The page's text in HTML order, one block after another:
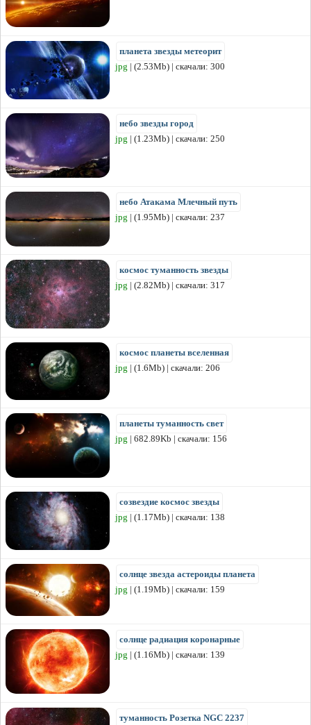
планета звезды метеорит
jpg | (2.53Mb) | скачали: 300
небо звезды город
jpg | (1.23Mb) | скачали: 250
небо Атакама Млечный путь
jpg | (1.95Mb) | скачали: 237
космос туманность звезды
jpg | (2.82Mb) | скачали: 317
космос планеты вселенная
jpg | (1.6Mb) | скачали: 206
планеты туманность свет
jpg | 682.89Kb | скачали: 156
созвездие космос звезды
jpg | (1.17Mb) | скачали: 138
солнце звезда астероиды планета
jpg | (1.19Mb) | скачали: 159
солнце радиация коронарные
jpg | (1.16Mb) | скачали: 139
туманность Розетка NGC 2237